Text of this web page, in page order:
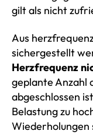
gilt als nicht
Aus
sichergestellt
Herzfrequenz
geplante Anzahl
abgeschlossen
Belastung zu